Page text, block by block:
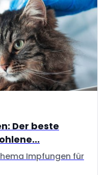
Der beste
Impfungen für